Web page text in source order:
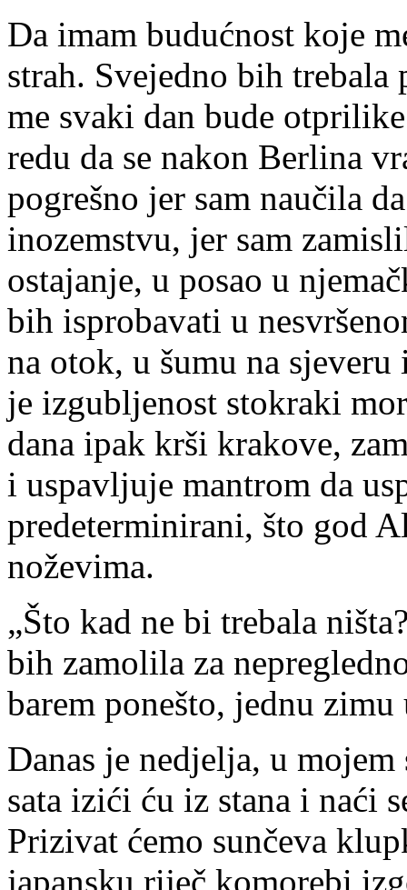
Da imam budućnost koje
strah. Svejedno bih
me svaki dan bude
redu da se nakon Berlina
pogrešno jer sam naučila
inozemstvu, jer sam
ostajanje, u posao u
bih isprobavati u
na otok, u šumu na
je izgubljenost stokraki
dana ipak krši krakove,
i uspavljuje mantrom da
predeterminirani, što god
noževima.
„Što kad ne bi trebala
bih zamolila za
barem ponešto, jednu
Danas je nedjelja, u
sata izići ću iz stana i naći
Prizivat ćemo sunčeva
japansku riječ komorebi